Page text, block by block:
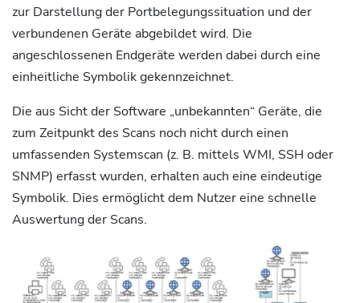
zur Darstellung der Portbelegungssituation und der
verbundenen Geräte abgebildet wird. Die
angeschlossenen Endgeräte werden dabei durch eine
einheitliche Symbolik gekennzeichnet.
Die aus Sicht der Software „unbekannten“ Geräte, die
zum Zeitpunkt des Scans noch nicht durch einen
umfassenden Systemscan (z. B. mittels WMI, SSH oder
SNMP) erfasst wurden, erhalten auch eine eindeutige
Symbolik. Dies ermöglicht dem Nutzer eine schnelle
Auswertung der Scans.